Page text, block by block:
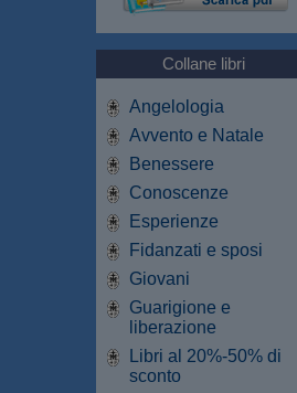
Collane libri
Angelologia
Avvento e Natale
Benessere
Conoscenze
Esperienze
Fidanzati e sposi
Giovani
Guarigione e
liberazione
Libri al 20%-50% di
sconto